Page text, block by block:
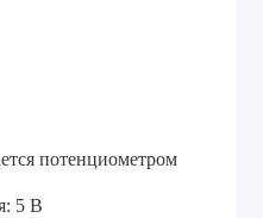
потенциометром
5 В